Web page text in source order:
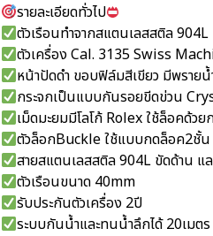
รายละเอียดทั่วไป
ตัวเรือนทำจากสแตนเลสสติล 904L
ตัวเครื่อง Cal. 3135 Swiss
หน้าปัดดำ ขอบฟิล์มสีเขียว มีพรา
กระจกเป็นแบบกันรอยขีดข่วน
เม็ดมะยมมีโลโก้ Rolex ใช้ล็อคด้วย
ตัวล็อกBuckle ใช้แบบกดล็อค2ชั้
สายสแตนเลสสติล 904L ขัดด้าน แ
ตัวเรือนขนาด 40mm
รับประกันตัวเครื่อง 2ปี
ระบบกันน้ำและทนน้ำลึกได้ 20เมตร